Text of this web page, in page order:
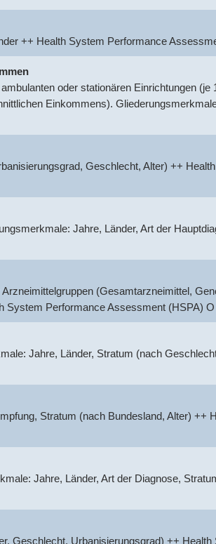
++ Health System Performance
oder stationären Einrichtungen (je
Einkommens).
Geschlecht, Alter) ++
Jahre, Länder, Art der
(Gesamtarzneimittel,
System Performance Assessment (HSPA)
Jahre, Länder, Stratum (nach
Stratum (nach Bundesland, Alter) ++
Jahre, Länder, Art der Diagnose,
Geschlecht, Urbanisierungsgrad) ++